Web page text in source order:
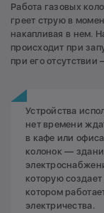
Работа газовых
греет струю в
накапливая в нем.
происходит при
при его
Устройства
нет времени
в кафе или
колонок —
которую
котором
электричества.